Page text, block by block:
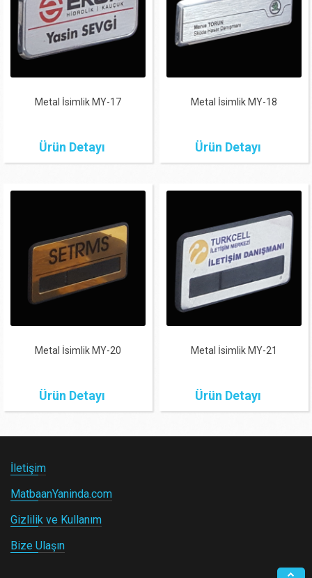
Metal İsimlik MY-17
Ürün Detayı
Metal İsimlik MY-18
Ürün Detayı
Metal İsimlik MY-20
Ürün Detayı
Metal İsimlik MY-21
Ürün Detayı
İletişim
MatbaanYaninda.com
Gizlilik ve Kullanım
Bize Ulaşın